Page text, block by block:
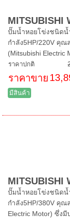
MITSUBISHI
ปั๊มน้ำหอยโข่งชนิดน้
กำลัง5HP/220V คุ
(Mitsubishi Electric
ราคาปกติ
ราคาขาย
มีสินค้า
MITSUBISHI
ปั๊มน้ำหอยโข่งชนิดน้
กำลัง5HP/380V คุ
Electric Motor) ซึ่ง